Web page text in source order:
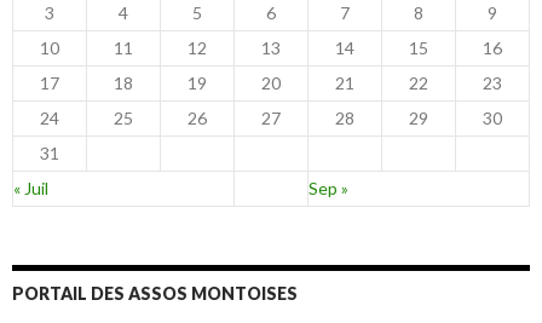
3
4 5 6 7 8
9
10
11 12 13 14 15
16
17
18 19 20 21 22
23
24
25 26 27 28 29
30
31
« Juil
Sep »
PORTAIL DES ASSOS MONTOISES